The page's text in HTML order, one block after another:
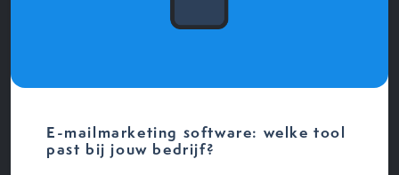
E-mailmarketing software: welke tool
past bij jouw bedrijf?